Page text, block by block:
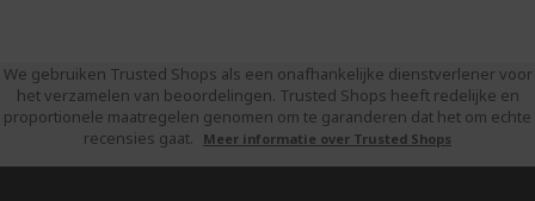
We gebruiken Trusted Shops als een onafhankelijke dienstverlener voor
het verzamelen van beoordelingen. Trusted Shops heeft redelijke en
proportionele maatregelen genomen om te garanderen dat het om echte
recensies gaat.
Meer informatie over Trusted Shops